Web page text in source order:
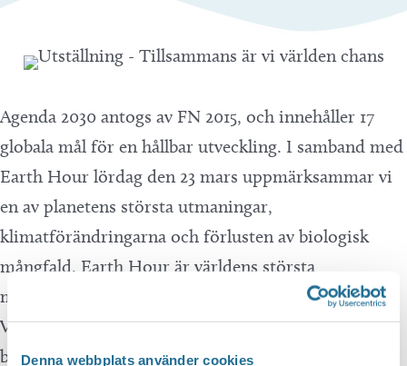
Denna webbplats använder cookies
Agenda 2030 antogs av FN 2015, och innehåller 17
globala mål för en hållbar utveckling. I samband med
Earth Hour lördag den 23 mars uppmärksammar vi
en av planetens största utmaningar,
klimatförändringarna och förlusten av biologisk
mångfald. Earth Hour är världens största
manifestation för vår planet som arrangeras av
Världsnaturfonden (WWF). Kan ses under
bibliotekets öppettider.